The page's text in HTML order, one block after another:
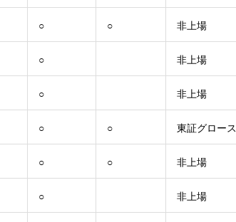
○ ○ 非上場
○ 非上場
○ 非上場
○ ○ 東証グロース
○ ○ 非上場
○ 非上場